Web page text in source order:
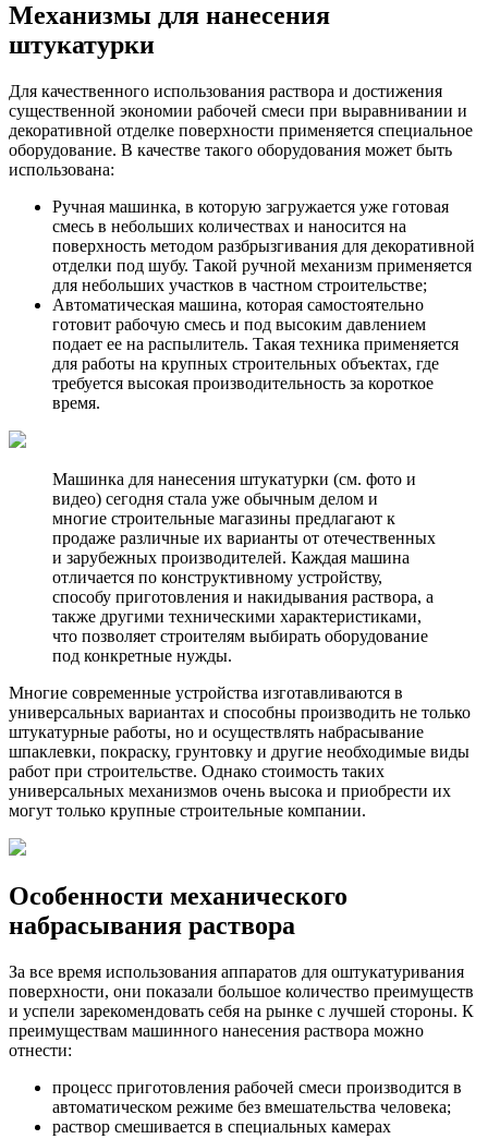
Механизмы для нанесения
штукатурки
Для качественного использования раствора и достижения
существенной экономии рабочей смеси при выравнивании и
декоративной отделке поверхности применяется специальное
оборудование. В качестве такого оборудования может быть
использована:
Ручная машинка, в которую загружается уже готовая
смесь в небольших количествах и наносится на
поверхность методом разбрызгивания для декоративной
отделки под шубу. Такой ручной механизм применяется
для небольших участков в частном строительстве;
Автоматическая машина, которая самостоятельно
готовит рабочую смесь и под высоким давлением
подает ее на распылитель. Такая техника применяется
для работы на крупных строительных объектах, где
требуется высокая производительность за короткое
время.
Машинка для нанесения штукатурки (см. фото и
видео) сегодня стала уже обычным делом и
многие строительные магазины предлагают к
продаже различные их варианты от отечественных
и зарубежных производителей. Каждая машина
отличается по конструктивному устройству,
способу приготовления и накидывания раствора, а
также другими техническими характеристиками,
что позволяет строителям выбирать оборудование
под конкретные нужды.
Многие современные устройства изготавливаются в
универсальных вариантах и способны производить не только
штукатурные работы, но и осуществлять набрасывание
шпаклевки, покраску, грунтовку и другие необходимые виды
работ при строительстве. Однако стоимость таких
универсальных механизмов очень высока и приобрести их
могут только крупные строительные компании.
Особенности механического
набрасывания раствора
За все время использования аппаратов для оштукатуривания
поверхности, они показали большое количество преимуществ
и успели зарекомендовать себя на рынке с лучшей стороны. К
преимуществам машинного нанесения раствора можно
отнести:
процесс приготовления рабочей смеси производится в
автоматическом режиме без вмешательства человека;
раствор смешивается в специальных камерах